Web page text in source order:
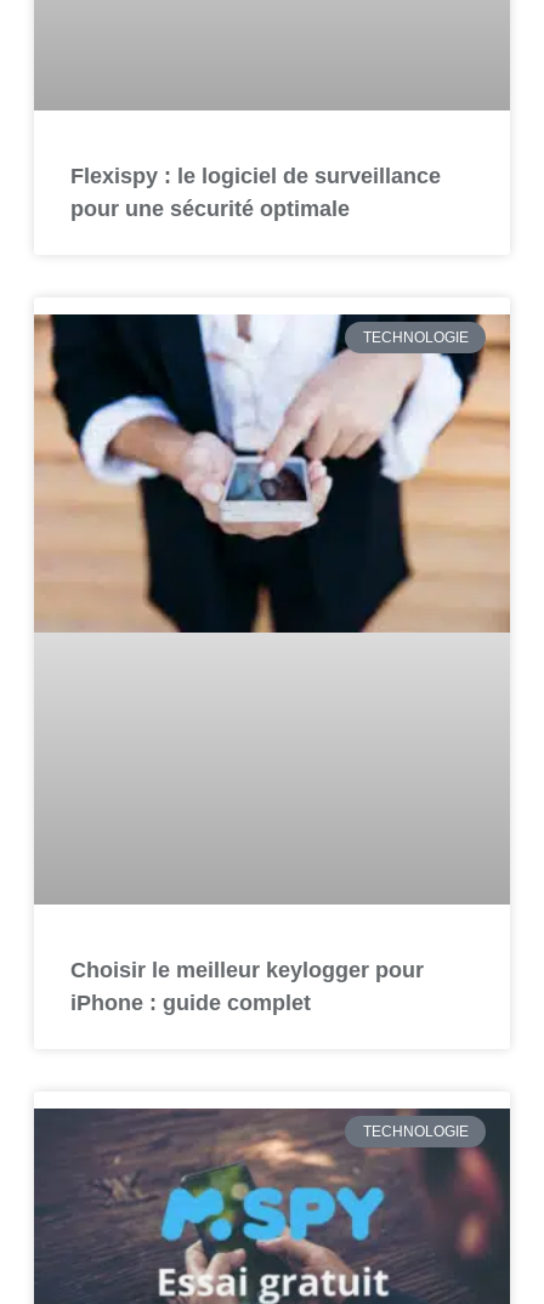
Flexispy : le logiciel de surveillance
pour une sécurité optimale
TECHNOLOGIE
Choisir le meilleur keylogger pour
iPhone : guide complet
TECHNOLOGIE